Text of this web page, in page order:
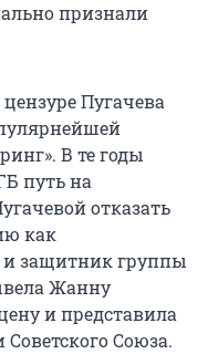
признали
Пугачева
В те годы
путь на
отказать
как
и защитник группы
Жанну
и представила
Союза.